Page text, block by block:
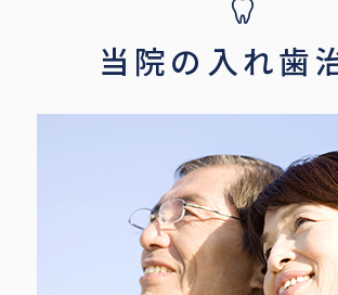
当院の入れ歯